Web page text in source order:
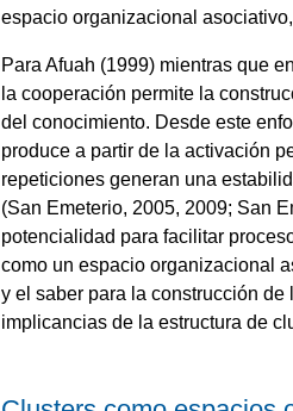
espacio organizacional
Para Afuah (1999) mientras que
la cooperación permite la
del conocimiento. Desde este
produce a partir de la activación
repeticiones generan una
(San Emeterio, 2005, 2009; San
potencialidad para facilitar
como un espacio organizacional
y el saber para la construcción
implicancias de la estructura de